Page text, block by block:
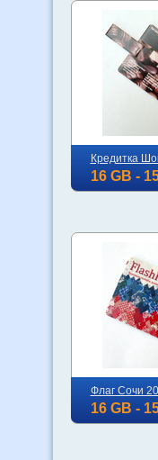
Кредитка
16 GB -
Флаг Сочи
16 GB -